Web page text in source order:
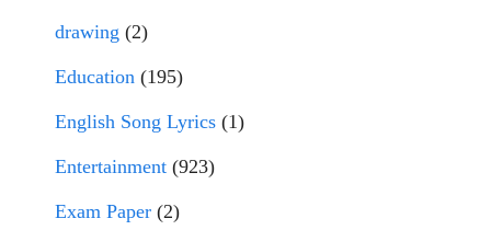
drawing (2)
Education (195)
English Song Lyrics (1)
Entertainment (923)
Exam Paper (2)